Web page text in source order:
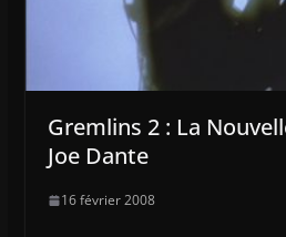
Gremlins 2 : La
Joe Dante
16 février 2008